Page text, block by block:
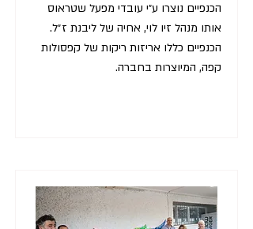
הכנפיים נוצרו ע״י עובדי מפעל שטראוס
אותו מנהל זיו לוי, אחיה של ליבנת ז״ל.
הכנפיים כללו אריזות ריקות של קפסולות
קפה, המיוצרות בחברה.